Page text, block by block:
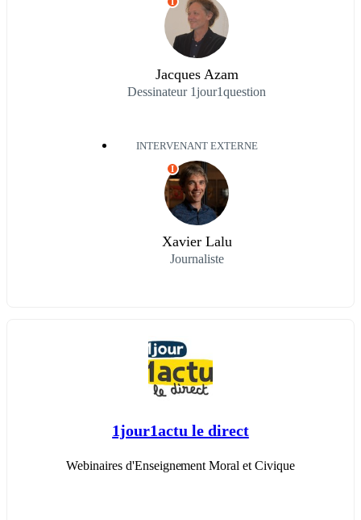
Jacques Azam
Dessinateur 1jour1question
INTERVENANT EXTERNE
I
Xavier Lalu
Journaliste
1jour1actu le direct
Webinaires d'Enseignement Moral et Civique